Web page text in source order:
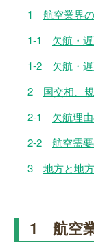
1 航空業界
1-1 欠航・
1-2 欠航・
2 国交相、
2-1 欠航理
2-2 航空需
3 地方と地
1 航空